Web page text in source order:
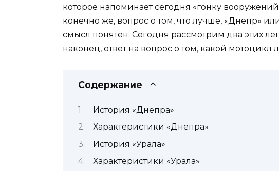
которое напоминает сегодня «гонку
конечно же, вопрос о том, что лучше, «Днепр»
смысл понятен. Сегодня рассмотрим два этих
наконец, ответ на вопрос о том, какой
Содержание
История «Днепра»
Характеристики «Днепра»
История «Урала»
Характеристики «Урала»